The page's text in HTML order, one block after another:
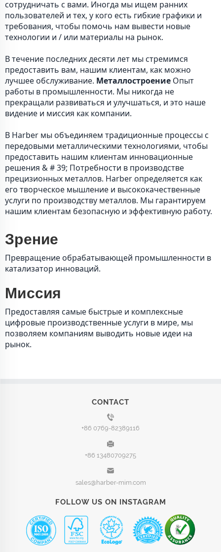
сотрудничать с вами. Иногда мы ищем ранних
пользователей и тех, у кого есть гибкие графики и
требования, чтобы помочь нам вывести новые
технологии и / или материалы на рынок.
В течение последних десяти лет мы стремимся
предоставить вам, нашим клиентам, как можно
лучшее обслуживание. Металлостроение Опыт
работы в промышленности. Мы никогда не
прекращали развиваться и улучшаться, и это наше
видение и миссия как компании.
В Harber мы объединяем традиционные процессы с
передовыми металлическими технологиями, чтобы
предоставить нашим клиентам инновационные
решения & # 39; Потребности в производстве
прецизионных металлов. Harber определяется как
его творческое мышление и высококачественные
услуги по производству металлов. Мы гарантируем
нашим клиентам безопасную и эффективную работу.
Зрение
Превращение обрабатывающей промышленности в
катализатор инноваций.
Миссия
Предоставляя самые быстрые и комплексные
цифровые производственные услуги в мире, мы
позволяем компаниям выводить новые идеи на
рынок.
CONTACT
+86 0769-82389116
+86 13480709275
sales@harber-mim.com
FOLLOW US ON INSTAGRAM